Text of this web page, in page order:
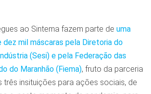
ao Sintema fazem parte de uma
dez mil máscaras pela Diretoria do
(Sesi) e pela Federação das
do Maranhão (Fiema), fruto da parceria
três insituições para ações sociais, de